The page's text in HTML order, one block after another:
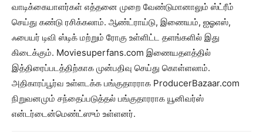
வாடிக்கையாளர்கள் எத்தனை முறை வேண்டுமானாலும் ஸ்ட்ரீம்
செய்து கண்டு ரசிக்கலாம். ஆண்ட்ராய்டு, இணையம், ஐஓஎஸ்,
ஃபையர் டிவி ஸ்டிக் மற்றும் ரோகு உள்ளிட்ட தளங்களில் இது
கிடைக்கும். Moviesuperfans.com இணையதளத்தில்
இத்திரைப்படத்திற்காக முன்பதிவு செய்து கொள்ளலாம்.
அதிகாரப்பூர்வ உள்ளடக்க பங்குதாரராக ProducerBazaar.com
நிறுவனமும் சந்தைப்படுத்தல் பங்குதாரராக யூனிவர்ஸ்
என்டர்டைன்மெண்ட்ஸும் உள்ளனர்.